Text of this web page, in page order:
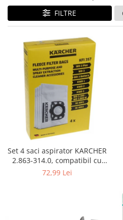
Curatenie si intretinere
Decoratiuni
Hobby-uri creative
Iluminat & Electrice
Jaluzele
Kit-uri automatizari porti si usi
Mobila dormitor
Mobila gradina & terasa
Mobila Living & Dining
Organizare si depozitare
Rafturi
FILTRE
Set 4 saci aspirator KARCHER
2.863-314.0, compatibil cu
WD, KWD, SE
72,99 Lei